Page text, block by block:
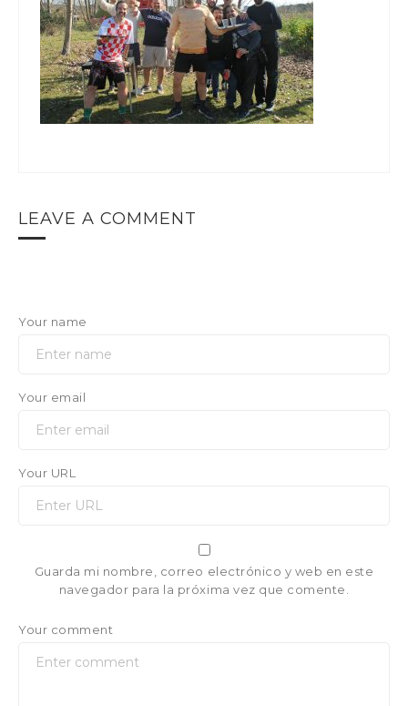
LEAVE A COMMENT
Your name
Your email
Your URL
Guarda mi nombre, correo electrónico y web en este
navegador para la próxima vez que comente.
Your comment